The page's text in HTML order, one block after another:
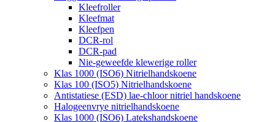
Kleefroller
Kleefmat
Kleefpen
DCR-rol
DCR-pad
Nie-geweefde klewerige roller
Klas 1000 (ISO6) Nitrielhandskoene
Klas 100 (ISO5) Nitrielhandskoene
Antistatiese (ESD) lae-chloor nitriel handskoene
Halogeenvrye nitrielhandskoene
Klas 1000 (ISO6) Latekshandskoene